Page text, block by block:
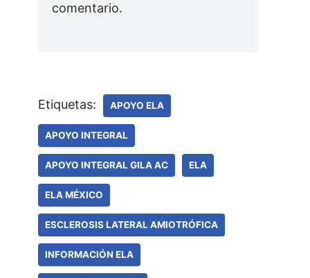
comentario.
Etiquetas: APOYO ELA
APOYO INTEGRAL
APOYO INTEGRAL GILA AC ELA
ELA MÉXICO
ESCLEROSIS LATERAL AMIOTRÓFICA
INFORMACIÓN ELA